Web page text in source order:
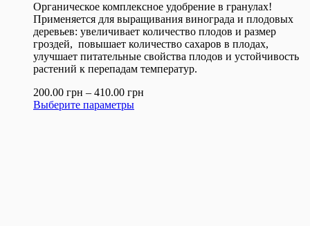
Органическое комплексное удобрение в гранулах!
Применяется для выращивания винограда и плодовых
деревьев: увеличивает количество плодов и размер
гроздей, повышает количество сахаров в плодах,
улучшает питательные свойства плодов и устойчивость
растений к перепадам температур.
200.00 грн – 410.00 грн
Выберите параметры